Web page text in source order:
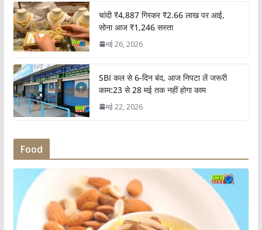
चांदी ₹4,887 गिरकर ₹2.66 लाख पर आई,
सोना आज ₹1,246 सस्ता
मई 26, 2026
SBI कल से 6-दिन बंद, आज निपटा लें जरूरी
काम:23 से 28 मई तक नहीं होगा काम
मई 22, 2026
Food